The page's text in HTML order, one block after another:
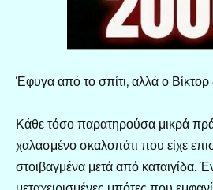
Έφυγα από το σπίτι, αλλά ο Βίκτορ
Κάθε τόσο παρατηρούσα μικρά
χαλασμένο σκαλοπάτι που είχε
στοιβαγμένα μετά από καταιγίδα.